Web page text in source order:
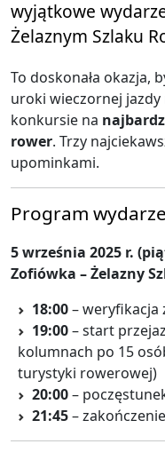
wyjątkowe
Żelaznym Szlaku
To doskonała okazja,
uroki wieczornej jazdy
konkursie na
rower. Trzy
upominkami.
Program
5 września 2025 r.
Zofiówka – Żelazny
18:00– weryfikacja
19:00– start
kolumnach po 15
turystyki rowerowej)
20:00–
21:45–